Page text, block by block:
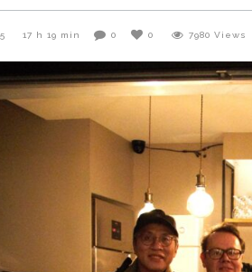
17 h 19 min 0 0 7980 Views